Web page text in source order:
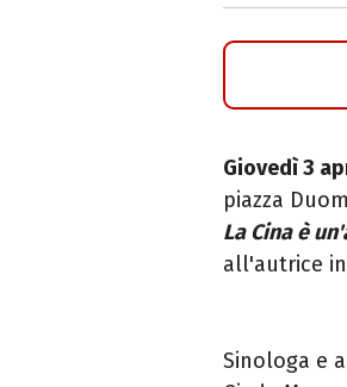
Giovedì 3
piazza
La Cina è
all'autrice
Sinologa e